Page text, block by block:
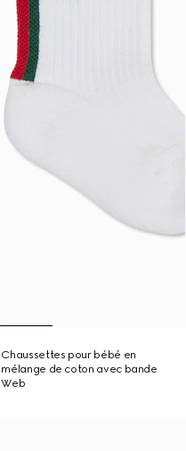
Chaussettes pour bébé en
mélange de coton avec bande
Web